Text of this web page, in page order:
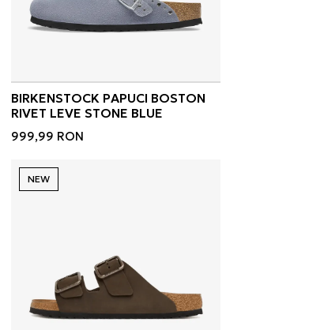
BIRKENSTOCK PAPUCI BOSTON
RIVET LEVE STONE BLUE
999,99 RON
NEW